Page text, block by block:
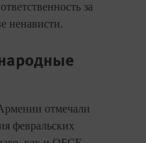
за
ненависти.
отмечали
февральских